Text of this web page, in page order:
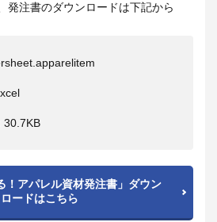
発注書のダウンロードは下記から
ズ：30.7KB
！アパレル資材発注書」ダウン
ロードはこちら